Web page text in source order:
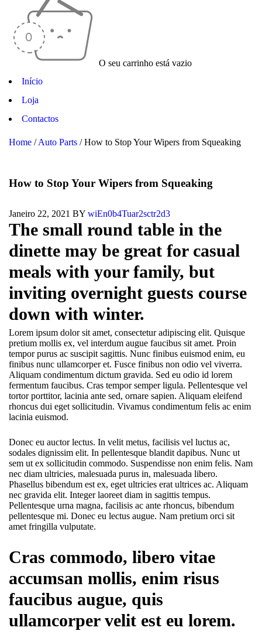
O seu carrinho está vazio
Início
Loja
Contactos
Home / Auto Parts / How to Stop Your Wipers from Squeaking
How to Stop Your Wipers from Squeaking
Janeiro 22, 2021 BY wiEn0b4Tuar2sctr2d3
The small round table in the
dinette may be great for casual
meals with your family, but
inviting overnight guests course
down with winter.
Lorem ipsum dolor sit amet, consectetur adipiscing elit. Quisque
pretium mollis ex, vel interdum augue faucibus sit amet. Proin
tempor purus ac suscipit sagittis. Nunc finibus euismod enim, eu
finibus nunc ullamcorper et. Fusce finibus non odio vel viverra.
Aliquam condimentum dictum gravida. Sed eu odio id lorem
fermentum faucibus. Cras tempor semper ligula. Pellentesque vel
tortor porttitor, lacinia ante sed, ornare sapien. Aliquam eleifend
rhoncus dui eget sollicitudin. Vivamus condimentum felis ac enim
lacinia euismod.
Donec eu auctor lectus. In velit metus, facilisis vel luctus ac,
sodales dignissim elit. In pellentesque blandit dapibus. Nunc ut
sem ut ex sollicitudin commodo. Suspendisse non enim felis. Nam
nec diam ultricies, malesuada purus in, malesuada libero.
Phasellus bibendum est ex, eget ultricies erat ultrices ac. Aliquam
nec gravida elit. Integer laoreet diam in sagittis tempus.
Pellentesque urna magna, facilisis ac ante rhoncus, bibendum
pellentesque mi. Donec eu lectus augue. Nam pretium orci sit
amet fringilla vulputate.
Cras commodo, libero vitae
accumsan mollis, enim risus
faucibus augue, quis
ullamcorper velit est eu lorem.